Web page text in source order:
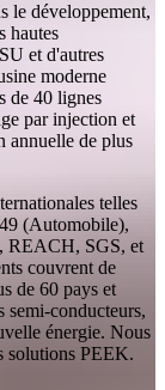
le développement,
hautes
et d'autres
moderne
de 40 lignes
par injection et
annuelle de plus
telles
(Automobile),
REACH, SGS, et
couvrent de
de 60 pays et
semi-conducteurs,
énergie. Nous
solutions PEEK.